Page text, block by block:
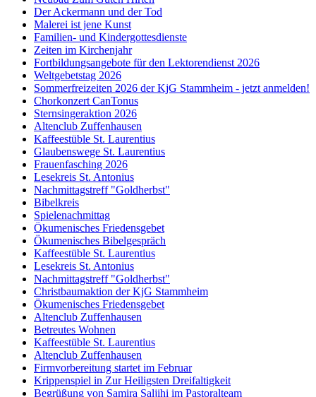
Der Ackermann und der Tod
Malerei ist jene Kunst
Familien- und Kindergottesdienste
Zeiten im Kirchenjahr
Fortbildungsangebote für den Lektorendienst 2026
Weltgebetstag 2026
Sommerfreizeiten 2026 der KjG Stammheim - jetzt anmelden!
Chorkonzert CanTonus
Sternsingeraktion 2026
Altenclub Zuffenhausen
Kaffeestüble St. Laurentius
Glaubenswege St. Laurentius
Frauenfasching 2026
Lesekreis St. Antonius
Nachmittagstreff "Goldherbst"
Bibelkreis
Spielenachmittag
Ökumenisches Friedensgebet
Ökumenisches Bibelgespräch
Kaffeestüble St. Laurentius
Lesekreis St. Antonius
Nachmittagstreff "Goldherbst"
Christbaumaktion der KjG Stammheim
Ökumenisches Friedensgebet
Altenclub Zuffenhausen
Betreutes Wohnen
Kaffeestüble St. Laurentius
Altenclub Zuffenhausen
Firmvorbereitung startet im Februar
Krippenspiel in Zur Heiligsten Dreifaltigkeit
Begrüßung von Samira Saljihi im Pastoralteam